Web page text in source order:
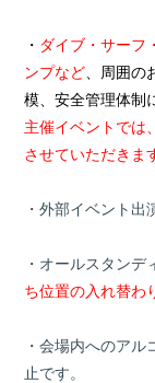
・ ダイブ・サーフ
ンプなど 、周囲
模、安全管理体制
主催イベントでは
させていただきま
・外部イベント
・オールスタン
ち位置の入れ替わ
・会場内へのア
止です。